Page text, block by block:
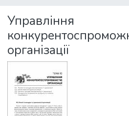
Statistics
Управління
організації